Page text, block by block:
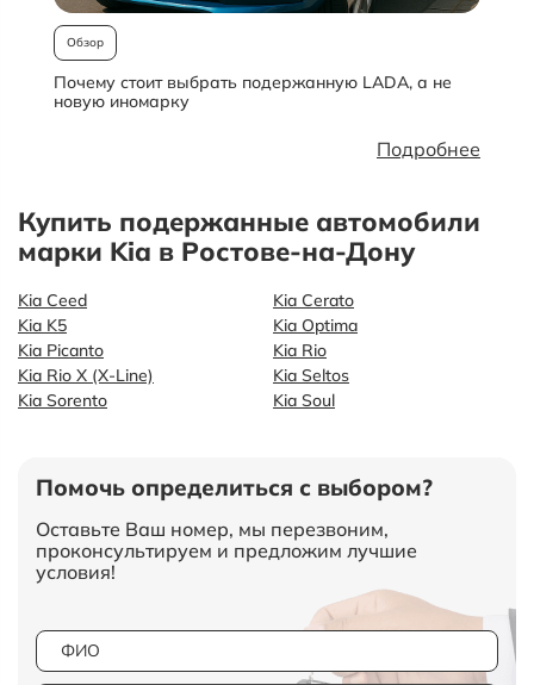
Обзор
Почему стоит выбрать подержанную LADA, а не
новую иномарку
Подробнее
Купить подержанные автомобили
марки Kia в Ростове-на-Дону
Kia Ceed
Kia Cerato
Kia K5
Kia Optima
Kia Picanto
Kia Rio
Kia Rio X (X-Line)
Kia Seltos
Kia Sorento
Kia Soul
Помочь определиться с выбором?
Оставьте Ваш номер, мы перезвоним,
проконсультируем и предложим лучшие
условия!